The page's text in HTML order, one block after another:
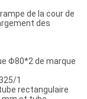
de la cour de
des
Φ80*2 de marque
1
rectangulaire